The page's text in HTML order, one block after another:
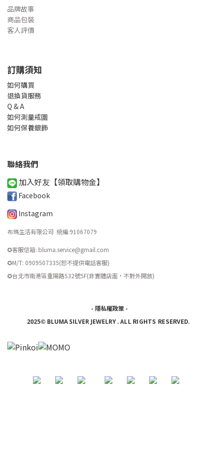
品牌故事
商品包裝
客人評價
訂購須知
如何購買
退換貨服務
Q & A
如何測量戒圍
如何保養銀飾
聯絡我們
加入好友【領取購物金】
Facebook
Instagram
布瑪生活有限公司 統編:91067079
✪客服信箱: bluma.service@gmail.com
✪M/T: 0909507335(恕不提供電話客服)
​✪台北市南港區重陽路532號5F(非實體店面，不對外開放)
- 隱私權政策-
2025© BLUMA SILVER JEWELRY.ALL RIGHTS RESERVED.